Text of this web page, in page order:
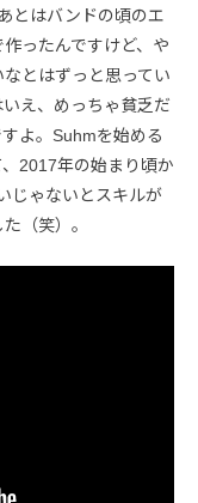
とはバンドの頃のエ
ったんですけど、や
とはずっと思ってい
え、めっちゃ貧乏だ
よ。Suhmを始める
2017年の始まり頃か
じゃないとスキルが
（笑）。